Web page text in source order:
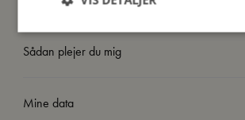
Sådan plejer du mig
Mine data